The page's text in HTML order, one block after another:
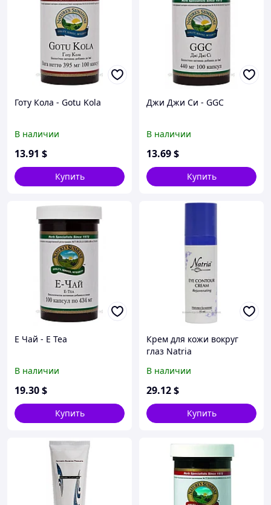
Готу Кола - Gotu Kola
В наличии
13.91 $
Купить
Джи Джи Си - GGC
В наличии
13.69$
Купить
Е Чай - E Tea
В наличии
19.30$
Купить
Крем для кожи вокруг
глаз Natria
В наличии
29.12$
Купить